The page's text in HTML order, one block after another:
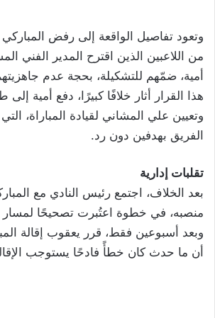
وتعود تفاصيل الواقعة إلى رفض
من اللاعبين الذين اقترح المدير الفني
أمية، ضمّهم للتشكيلة، بحجة عدم
هذا القرار أثار خلافًا كبيرًا، دفع أمية إلى
وتعيين علي المشاني لقيادة المباراة،
الفريق بهدفين دون رد.
تقلبات إدارية
بعد الخلاف، اجتمع رئيس النادي مع
منصبه، في خطوة اعتُبرت تصحيحًا لمسار
وبعد أسبوعين فقط، قرر يعقوب إقالة
أن ما حدث كان خطأً فادحًا يستوجب